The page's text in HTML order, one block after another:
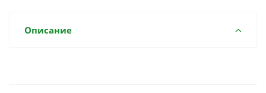
Описание